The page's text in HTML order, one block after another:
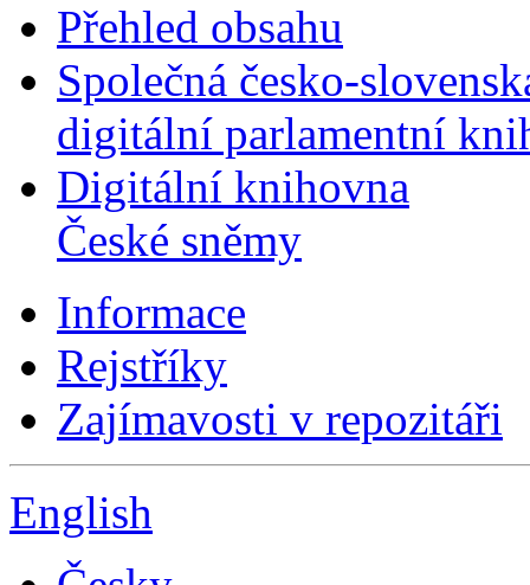
Přehled obsahu
Společná česko-
digitální parlamentní
Digitální knihovna
České sněmy
Informace
Rejstříky
Zajímavosti v repozitáři
English